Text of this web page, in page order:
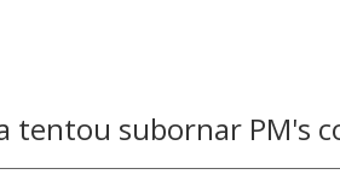
tentou subornar PM's